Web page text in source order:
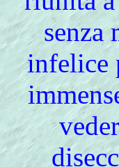
senza
infelice